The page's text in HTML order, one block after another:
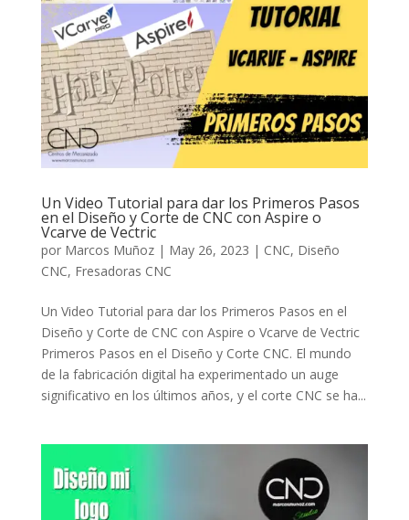
Un Video Tutorial para dar los Primeros Pasos
en el Diseño y Corte de CNC con Aspire o
Vcarve de Vectric
por Marcos Muñoz| May 26, 2023 | CNC, Diseño
CNC, Fresadoras CNC
Un Video Tutorial para dar los Primeros Pasos en el
Diseño y Corte de CNC con Aspire o Vcarve de Vectric
Primeros Pasos en el Diseño y Corte CNC. El mundo
de la fabricación digital ha experimentado un auge
significativo en los últimos años, y el corte CNC se ha...